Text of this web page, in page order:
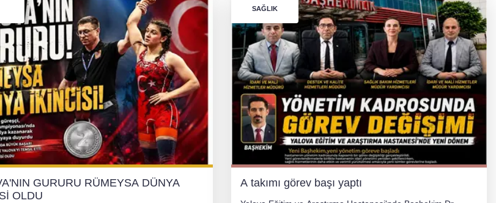
GURURU RÜMEYSA DÜNYA
OLDU
SAĞLIK
A takımı görev başı yaptı